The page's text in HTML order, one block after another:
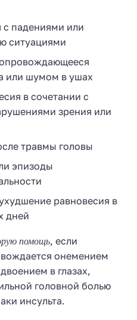
с падениями или
ситуациями
или шумом в ушах
в сочетании с
зрения или
травмы головы
эпизоды
равновесия в
дней
помощь, если
онемением
в глазах,
головной болью
инсульта.